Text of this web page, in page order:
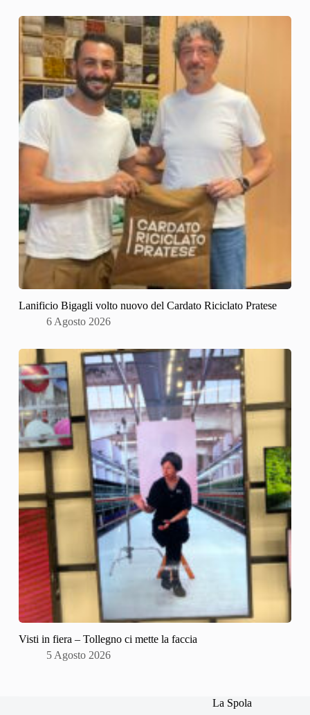
Lanificio Bigagli volto nuovo del Cardato Riciclato Pratese
6 Agosto 2026
Visti in fiera – Tollegno ci mette la faccia
5 Agosto 2026
La Spola